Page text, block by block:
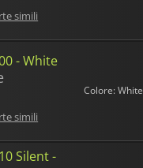
simili
- White
simili
Colore: White
Silent -